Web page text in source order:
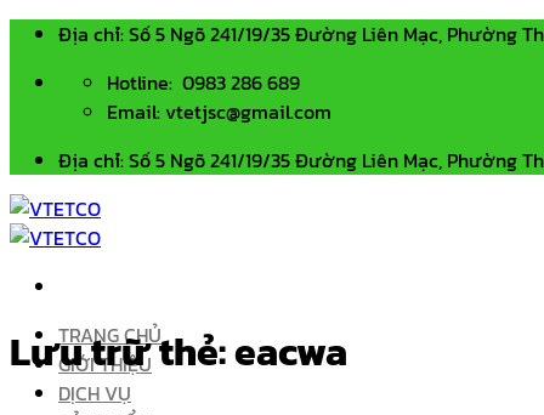
nội
Địa chỉ: Số 5 Ngõ 241/19/35 Đường Liên Mạc, Phường
Hotline: 0983 286 689
Email: vtetjsc@gmail.com
Địa chỉ: Số 5 Ngõ 241/19/35 Đường Liên Mạc, Phường
TRANG CHỦ
GIỚI THIỆU
DỊCH VỤ
Lưu trữ thẻ:eacwa